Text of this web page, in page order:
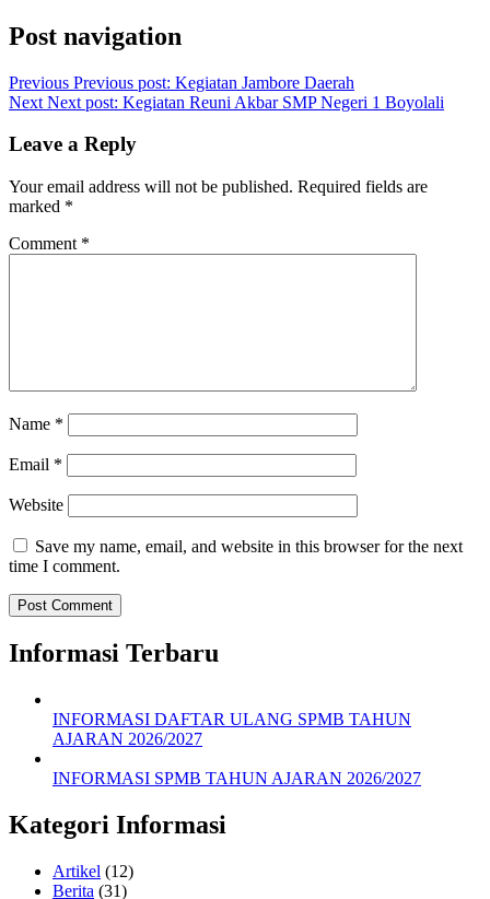
Post navigation
Previous Previous post: Kegiatan Jambore Daerah
Next Next post: Kegiatan Reuni Akbar SMP Negeri 1 Boyolali
Leave a Reply
Your email address will not be published. Required fields are
marked *
Comment *
Name *
Email *
Website
Save my name, email, and website in this browser for the next
time I comment.
Informasi Terbaru
INFORMASI DAFTAR ULANG SPMB TAHUN
AJARAN 2026/2027
INFORMASI SPMB TAHUN AJARAN 2026/2027
Kategori Informasi
Artikel (12)
Berita (31)